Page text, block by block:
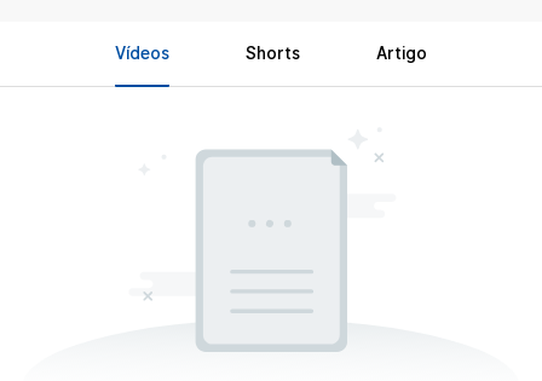
Vídeos Shorts Artigo